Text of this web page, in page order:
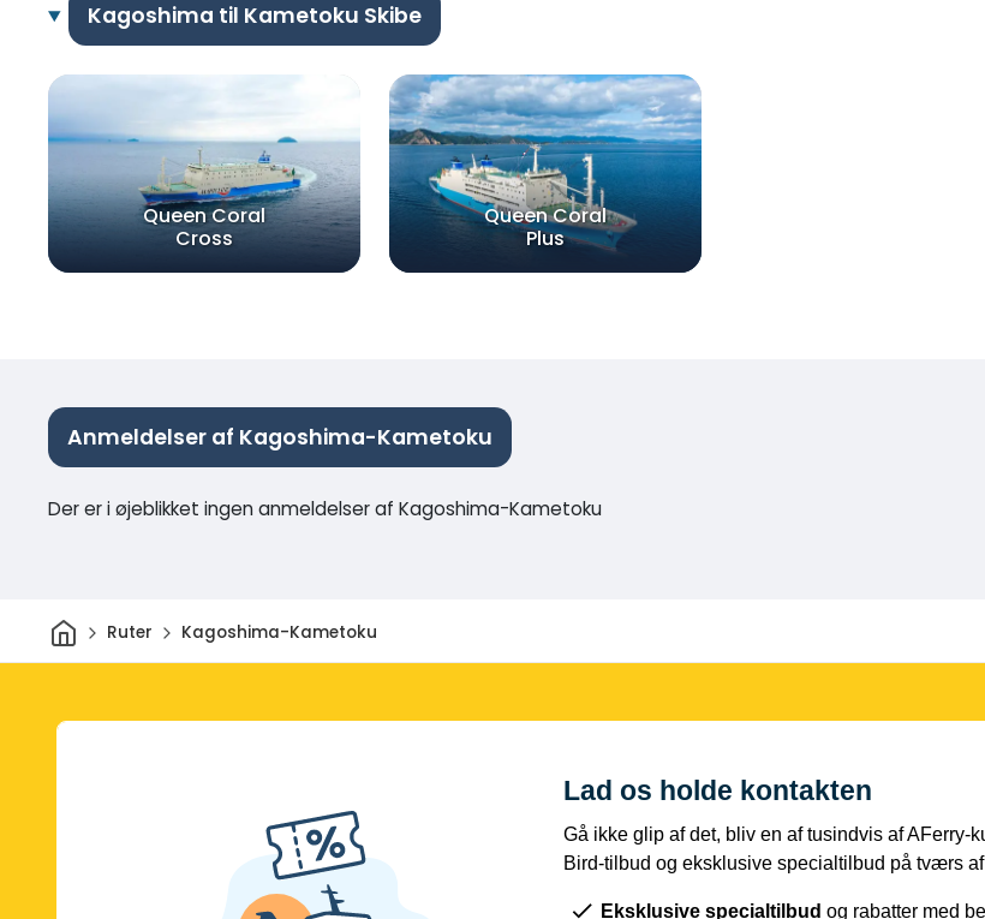
Kagoshima til Kametoku Skibe
Queen Coral
Cross
Queen Coral
Plus
Anmeldelser af Kagoshima-Kametoku
Der er i øjeblikket ingen anmeldelser af Kagoshima-Kametoku
HjemRuter Kagoshima-Kametoku
Lad os holde kontakten
Gå ikke glip af det, bliv en af tusindvis af AFerry-
Bird-tilbud og eksklusive specialtilbud på tværs
Eksklusive specialtilbud og rabatter med